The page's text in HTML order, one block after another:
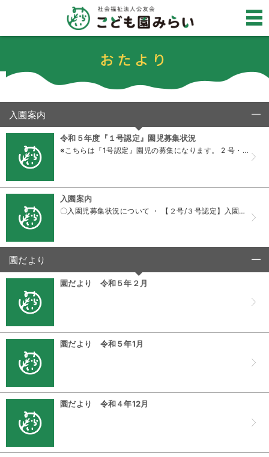
おたより
入園案内
令和５年度『１号認定』園児募集状況
※こちらは『1号認定』園児の募集になります。 2 号・3号は異なるためご注意ください。 ※子どもの認定区分等については浜松市子育て情報サイト「 ぴっぴ 」をご確認ください。 ■令和５年４月入園...
入園案内
〇入園児募集状況について ・ 【２号/３号認定】入園募集状況（浜松市子育て情報サイト「ぴっぴ」をご参照ください） ・ 【１号認定】令和８年度入園募集状況 ・園見学 随時受付中（ ホームページ ...
園だより
園だより 令和５年２月
園だより 令和５年1月
園だより 令和４年12月